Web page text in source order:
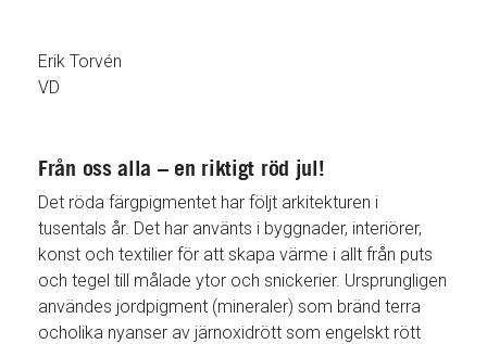
Erik Torvén
VD
Från oss alla – en riktigt röd jul!
Det röda färgpigmentet har följt arkitekturen i
tusentals år. Det har använts i byggnader, interiörer,
konst och textilier för att skapa värme i allt från puts
och tegel till målade ytor och snickerier. Ursprungligen
användes jordpigment (mineraler) som bränd terra
ocholika nyanser av järnoxidrött som engelskt rött